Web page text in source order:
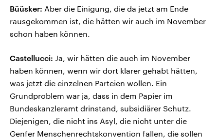
Büüsker: Aber die Einigung, die da jetzt am Ende
rausgekommen ist, die hätten wir auch im November
schon haben können.
Castellucci: Ja, wir hätten die auch im November
haben können, wenn wir dort klarer gehabt hätten,
was jetzt die einzelnen Parteien wollen. Ein
Grundproblem war ja, dass in dem Papier im
Bundeskanzleramt drinstand, subsidiärer Schutz.
Diejenigen, die nicht ins Asyl, die nicht unter die
Genfer Menschenrechtskonvention fallen, die sollen